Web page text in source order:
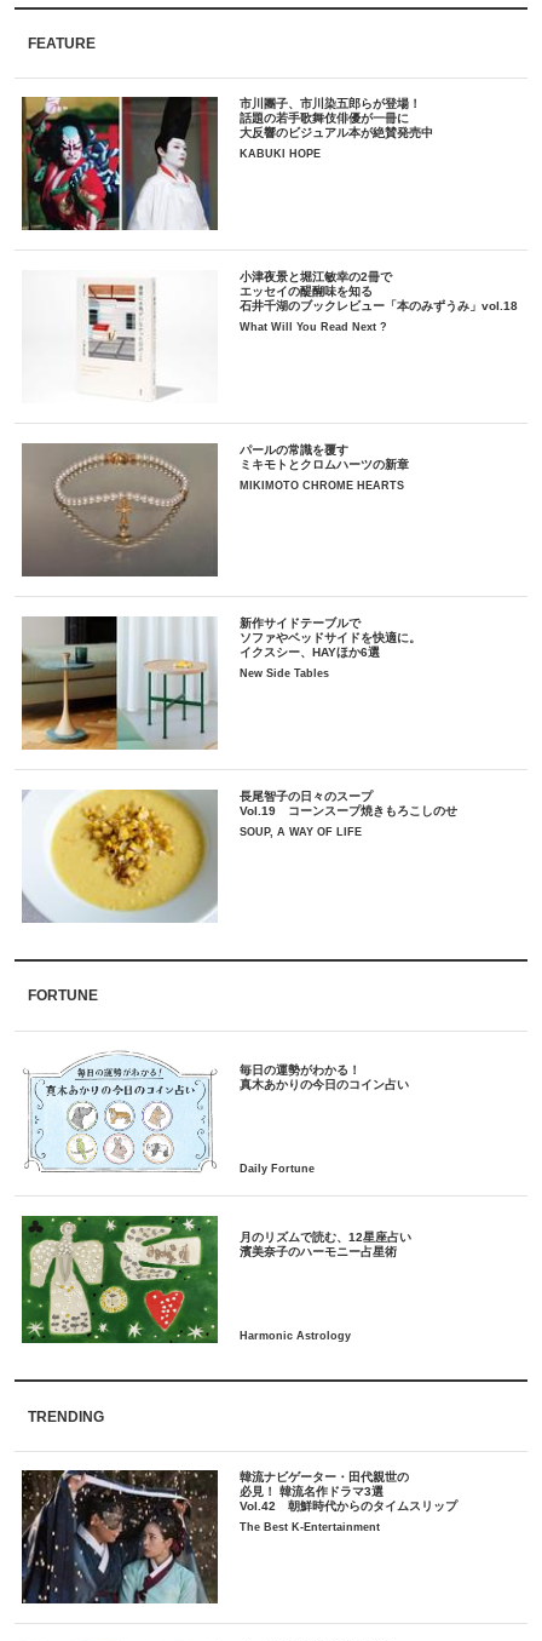
FEATURE
市川團子、市川染五郎らが登場！
話題の若手歌舞伎俳優が一冊に
大反響のビジュアル本が絶賛発売中
KABUKI HOPE
小津夜景と堀江敏幸の2冊で
エッセイの醍醐味を知る
石井千湖のブックレビュー「本のみずうみ」vol.18
What Will You Read Next ?
パールの常識を覆す
ミキモトとクロムハーツの新章
MIKIMOTO CHROME HEARTS
新作サイドテーブルで
ソファやベッドサイドを快適に。
イクスシー、HAYほか6選
New Side Tables
長尾智子の日々のスープ
Vol.19 コーンスープ焼きもろこしのせ
SOUP, A WAY OF LIFE
FORTUNE
毎日の運勢がわかる！
月のリズムで読む、12星座占い
TRENDING
韓流ナビゲーター・田代親世の
必見！ 韓流名作ドラマ3選
Vol.42 朝鮮時代からのタイムスリップ
The Best K-Entertainment